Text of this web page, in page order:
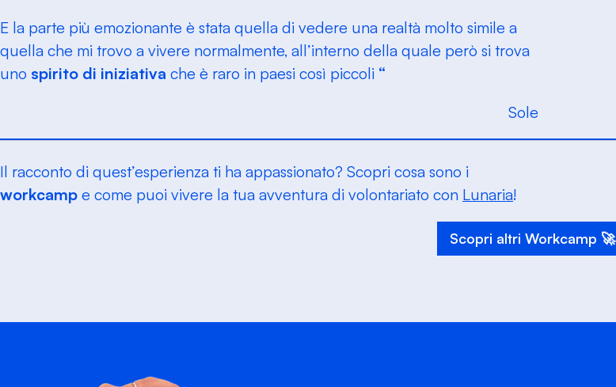
E la parte più emozionante è stata quella di vedere una realtà molto simile a
quella che mi trovo a vivere normalmente, all’interno della quale però si trova
uno spirito di iniziativa che è raro in paesi così piccoli “
Sole
Il racconto di quest’esperienza ti ha appassionato? Scopri cosa sono i
workcamp e come puoi vivere la tua avventura di volontariato con Lunaria!
Scopri altri Workcamp 🚀